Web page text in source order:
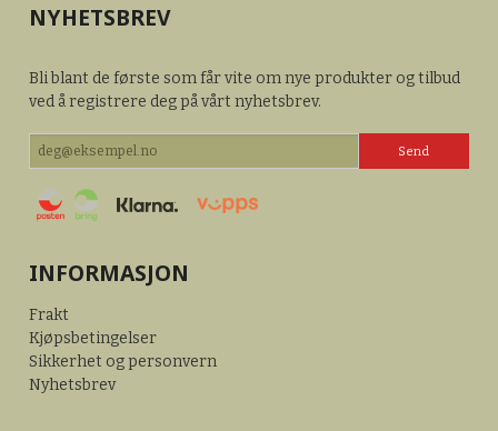
NYHETSBREV
Bli blant de første som får vite om nye produkter og tilbud
ved å registrere deg på vårt nyhetsbrev.
INFORMASJON
Frakt
Kjøpsbetingelser
Sikkerhet og personvern
Nyhetsbrev